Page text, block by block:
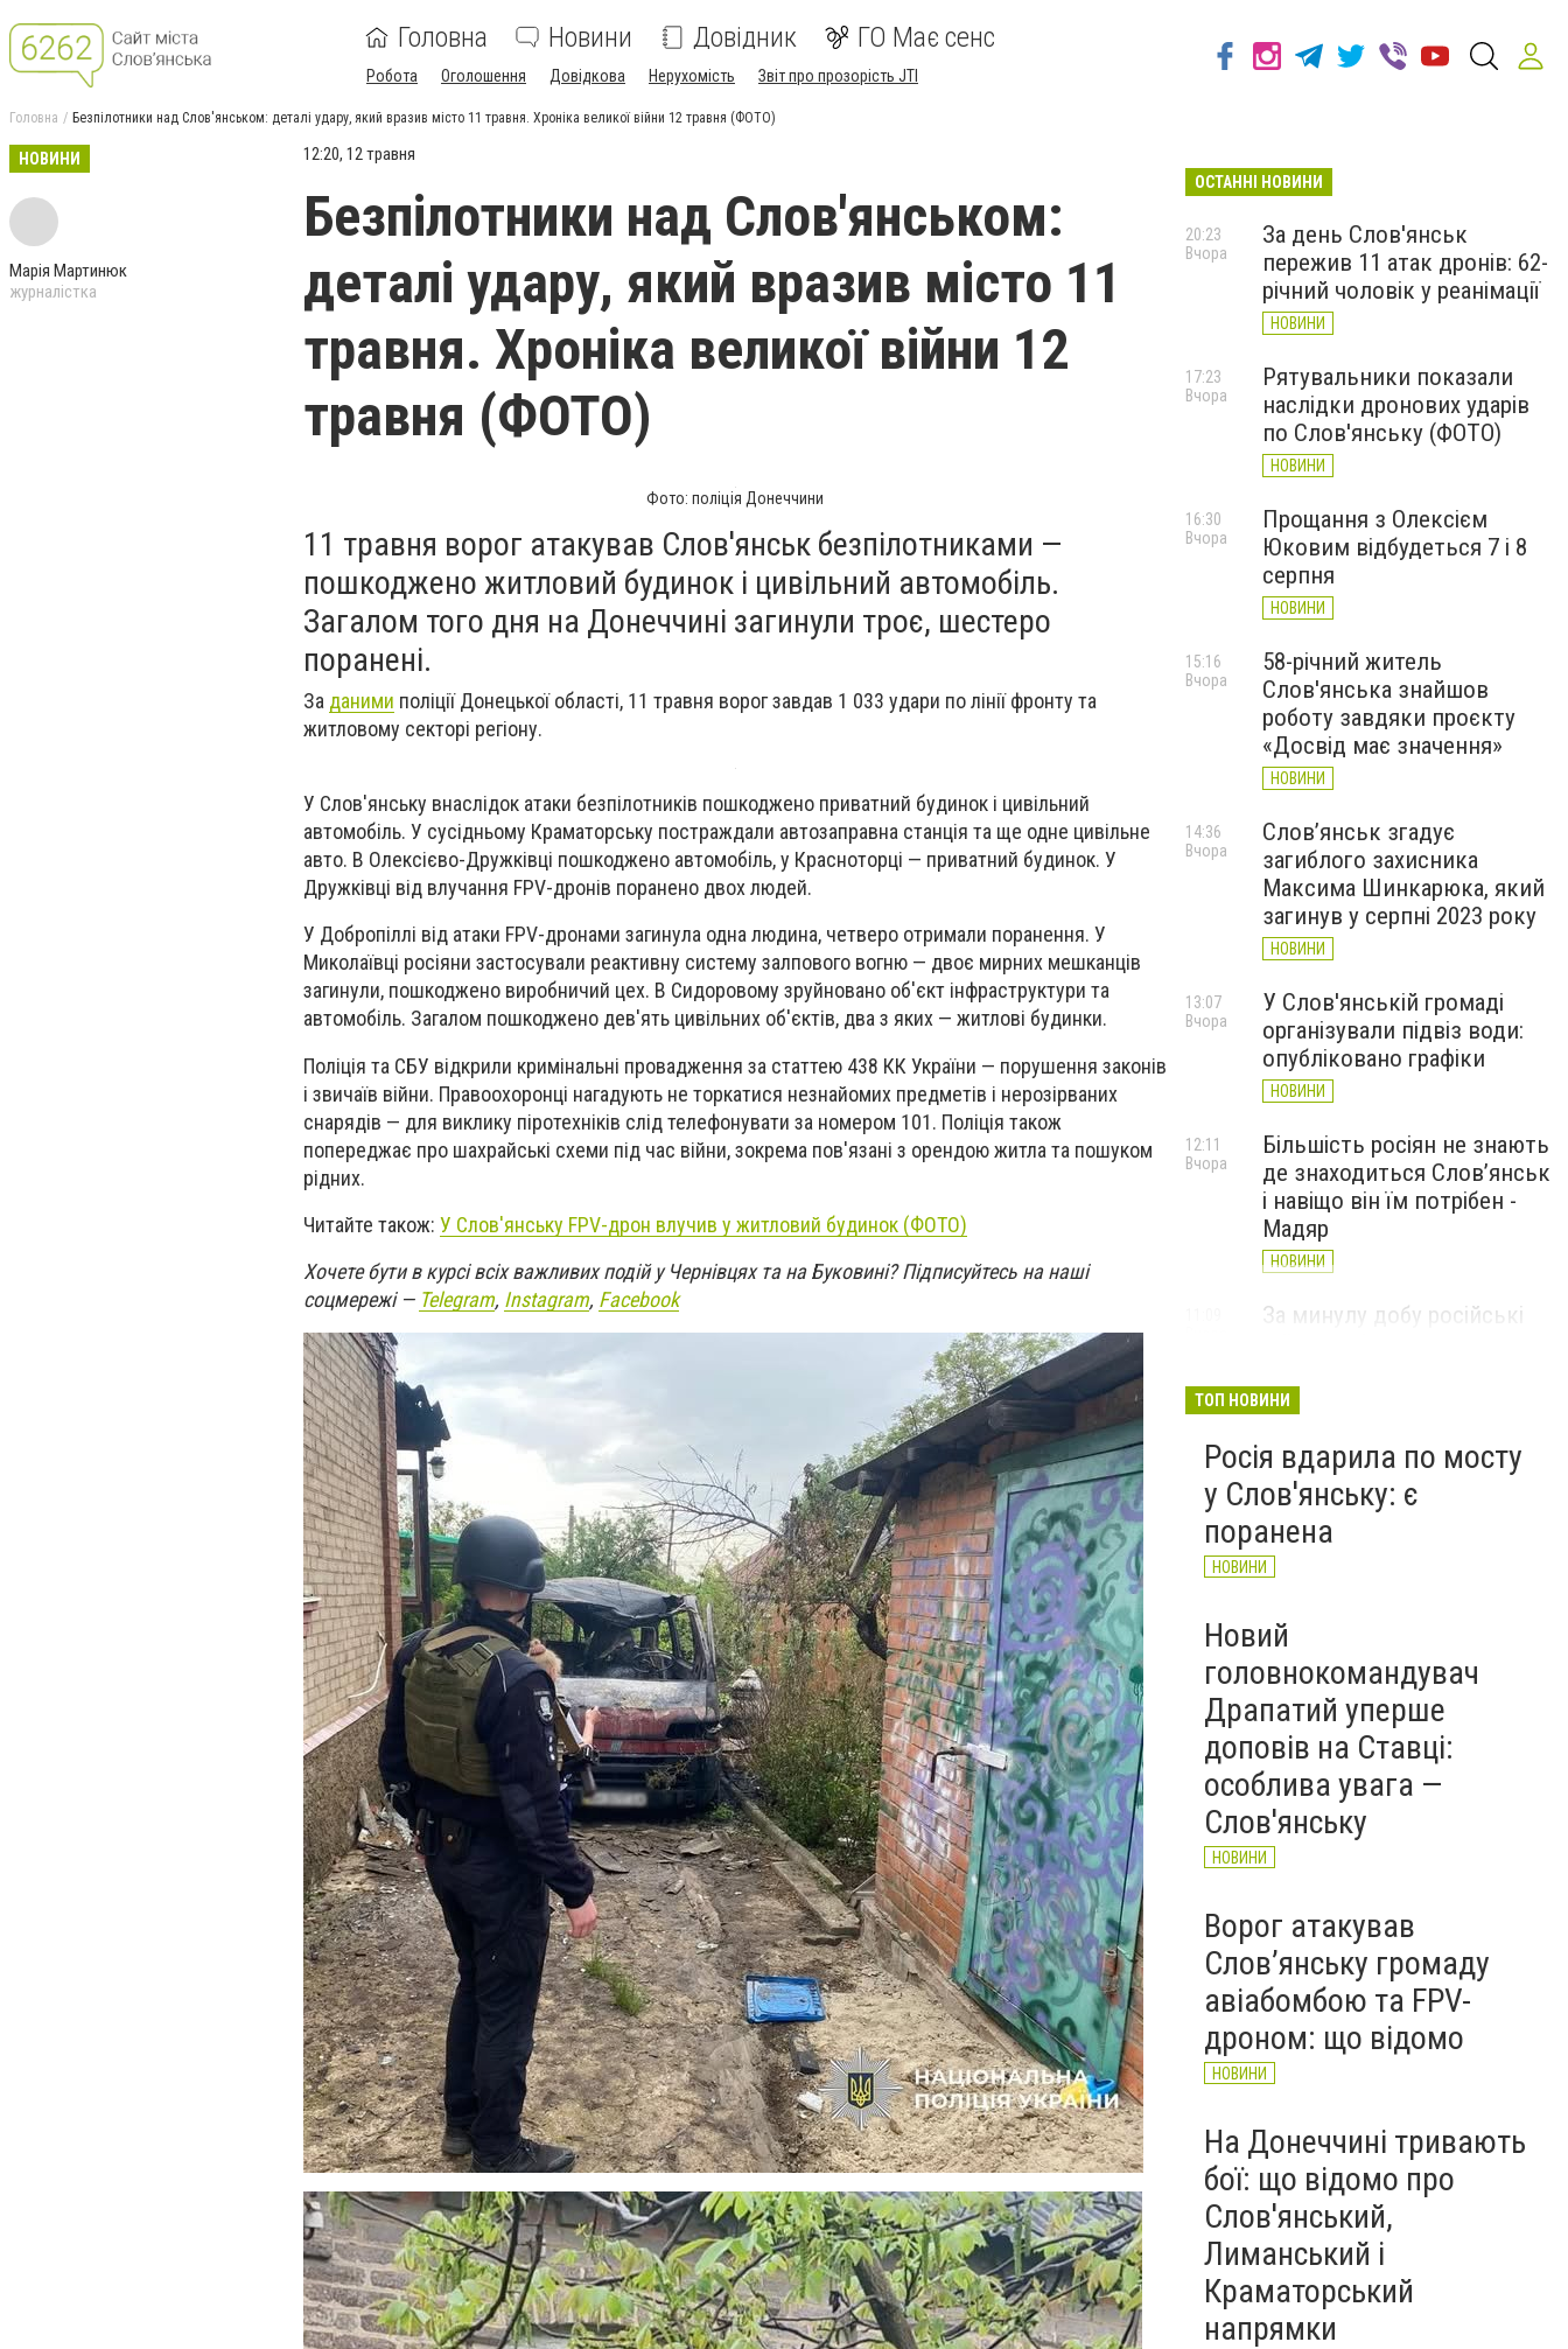
Головна Новини Довідник ГО Має сенс
Робота Оголошення Довідкова Нерухомість Звіт про прозорість JTI
Головна Безпілотники над Слов'янськом: деталі удару, який вразив місто 11 травня. Хроніка великої війни 12 травня (ФОТО)
НОВИНИ
Марія Мартинюк
журналістка
12:20, 12 травня
Безпілотники над Слов'янськом:
деталі удару, який вразив місто 11
травня. Хроніка великої війни 12
травня (ФОТО)
Фото: поліція Донеччини
11 травня ворог атакував Слов'янськ безпілотниками —
пошкоджено житловий будинок і цивільний автомобіль.
Загалом того дня на Донеччині загинули троє, шестеро
поранені.
За даними поліції Донецької області, 11 травня ворог завдав 1 033 удари по лінії фронту та
житловому секторі регіону.
У Слов'янську внаслідок атаки безпілотників пошкоджено приватний будинок і цивільний
автомобіль. У сусідньому Краматорську постраждали автозаправна станція та ще одне цивільне
авто. В Олексієво-Дружківці пошкоджено автомобіль, у Красноторці — приватний будинок. У
Дружківці від влучання FPV-дронів поранено двох людей.
У Добропіллі від атаки FPV-дронами загинула одна людина, четверо отримали поранення. У
Миколаївці росіяни застосували реактивну систему залпового вогню — двоє мирних мешканців
загинули, пошкоджено виробничий цех. В Сидоровому зруйновано об'єкт інфраструктури та
автомобіль. Загалом пошкоджено дев'ять цивільних об'єктів, два з яких — житлові будинки.
Поліція та СБУ відкрили кримінальні провадження за статтею 438 КК України — порушення законів
і звичаїв війни. Правоохоронці нагадують не торкатися незнайомих предметів і нерозірваних
снарядів — для виклику піротехніків слід телефонувати за номером 101. Поліція також
попереджає про шахрайські схеми під час війни, зокрема пов'язані з орендою житла та пошуком
рідних.
Читайте також: У Слов'янську FPV-дрон влучив у житловий будинок (ФОТО)
Хочете бути в курсі всіх важливих подій у Чернівцях та на Буковині?Підписуйтесь на наші
соцмережі — Telegram, Instagram, Facebook
ОСТАННІ НОВИНИ
За день Слов'янськ
пережив 11 атак дронів: 62-
річний чоловік у реанімації
НОВИНИ
20:23
Вчора
Рятувальники показали
наслідки дронових ударів
по Слов'янську (ФОТО)
НОВИНИ
17:23
Вчора
Прощання з Олексієм
Юковим відбудеться 7 і 8
серпня
НОВИНИ
16:30
Вчора
58-річний житель
Слов'янська знайшов
роботу завдяки проєкту
«Досвід має значення»
НОВИНИ
15:16
Вчора
Слов’янськ згадує
загиблого захисника
Максима Шинкарюка, який
загинув у серпні 2023 року
НОВИНИ
14:36
Вчора
У Слов'янській громаді
організували підвіз води:
опубліковано графіки
НОВИНИ
13:07
Вчора
Більшість росіян не знають
де знаходиться Слов’янськ
і навіщо він їм потрібен -
Мадяр
НОВИНИ
12:11
Вчора
За минулу добу російські
великої війни: 6 серпня
ТОП НОВИНИ
Росія вдарила по мосту
у Слов'янську: є
поранена
НОВИНИ
Новий
головнокомандувач
Драпатий уперше
доповів на Ставці:
особлива увага —
Слов'янську
НОВИНИ
Ворог атакував
Слов’янську громаду
авіабомбою та FPV-
дроном: що відомо
НОВИНИ
На Донеччині тривають
бої: що відомо про
Слов'янський,
Лиманський і
Краматорський
напрямки